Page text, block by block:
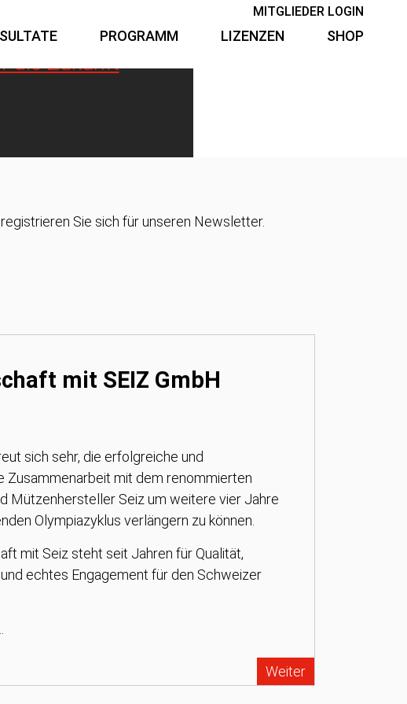
PROGRAMM LIZENZEN SHOP
MITGLIEDER LOGIN
die Zukunft
Sie sich für unseren Newsletter.
mit SEIZ GmbH
sich sehr, die erfolgreiche und
Zusammenarbeit mit dem renommierten
Mützenhersteller Seiz um weitere vier Jahre
Olympiazyklus verlängern zu können.
mit Seiz steht seit Jahren für Qualität,
echtes Engagement für den Schweizer
Weiter